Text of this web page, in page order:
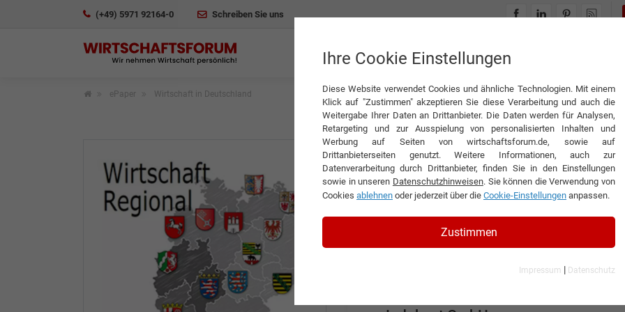
(+49) 5971 92164-0 Schreiben Sie uns
INTERVIEWS
ePaper Wirtschaft in Deutschland
EPAPER WIRTSCHAFT IN
Interview mit Gerd Kulhavy, Gründer
Speakers Excellence Deutschland
GmbH
Meyer Architekten GmbH
Ihre Cookie Einstellungen
Diese Website verwendet Cookies und ähnliche Technologien. Mit einem
Klick auf "Zustimmen" akzeptieren Sie diese Verarbeitung und auch die
Weitergabe Ihrer Daten an Drittanbieter. Die Daten werden für Analysen,
Retargeting und zur Ausspielung von personalisierten Inhalten und
Werbung auf Seiten von wirtschaftsforum.de, sowie auf
Drittanbieterseiten genutzt. Weitere Informationen, auch zur
Datenverarbeitung durch Drittanbieter, finden Sie in den Einstellungen
sowie in unseren Datenschutzhinweisen. Sie können die Verwendung von
Cookies ablehnen oder jederzeit über die Cookie-Einstellungen anpassen.
Zustimmen
Impressum | Datenschutz